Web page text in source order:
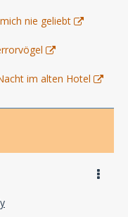
nie geliebt
im alten Hotel